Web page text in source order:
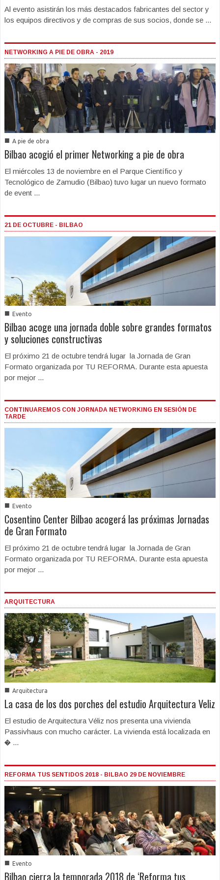
Al evento asistirán los más destacados fabricantes del sector y
los equipos directivos y de compras de sus socios, donde se ...
NETWORKING A PIE DE OBRA - 2019
■ A pie de obra
Bilbao acogió el primer Networking a pie de obra
El miércoles 13 de noviembre en el Parque Científico y
Tecnológico de Zamudio (Bilbao) tuvo lugar un nuevo formato
de event ...
21 DE OCTUBRE - BILBAO
■ Evento
Bilbao acoge una jornada doble sobre grandes formatos
y soluciones constructivas
El próximo 21 de octubre tendrá lugar la Jornada de Gran
Formato organizada por TU REFORMA. Durante esta apuesta
por mejor ...
CONTINUAREMOS CON JORNADA NETWORKING EN SESIÓN DE
TARDE
■ Evento
Cosentino Center Bilbao acogerá las próximas Jornadas
de Gran Formato
El próximo 21 de octubre tendrá lugar la Jornada de Gran
Formato organizada por TU REFORMA. Durante esta apuesta
por mejor ...
ARQUITECTURA
■ Arquitectura
La casa de los dos porches del estudio Arquitectura Veliz
El estudio de Arquitectura Véliz nos presenta una vivienda
Passivhaus con mucho carácter. La vivienda está localizada en
� ...
REFORMA TUS SENTIDOS 2018 - BILBAO 29 DE NOVIEMBRE
■ Evento
Bilbao cierra la temporada 2018 de ‘Reforma tus